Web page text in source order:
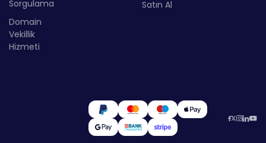
Sorgulama
Domain
Vekillik
Hizmeti
Satın Al